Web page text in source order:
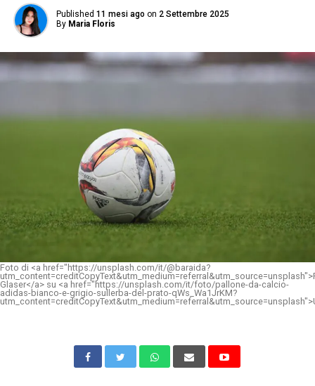
Published 11 mesi ago on 2 Settembre 2025
By Maria Floris
Foto di <a href="https://unsplash.com/it/@baraida?
Glaser</a> su <a href="https://unsplash.com/it/foto/pallone-da-calcio-
adidas-bianco-e-grigio-sullerba-del-prato-qWs_Wa1JrKM?